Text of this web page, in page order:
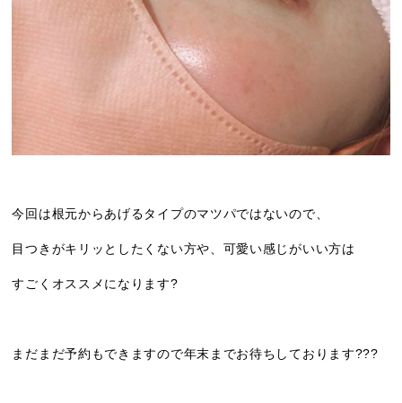
今回は根元からあげるタイプのマツパではないので、
目つきがキリッとしたくない方や、可愛い感じがいい方は
すごくオススメになります?
まだまだ予約もできますので年末までお待ちしております???